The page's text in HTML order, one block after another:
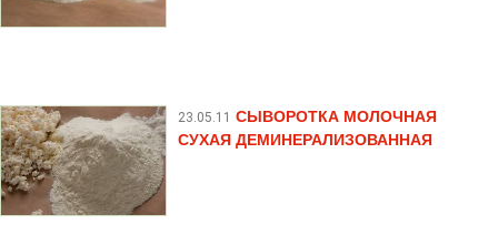
23.05.11 СЫВОРОТКА МОЛОЧНАЯ
СУХАЯ ДЕМИНЕРАЛИЗОВАННАЯ